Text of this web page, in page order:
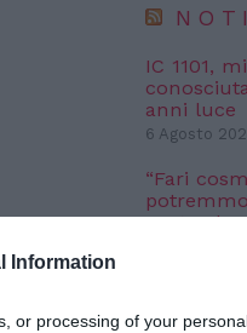
Information
or processing of your
IC 1101,
anni luce
6 Agosto
“Fari
posto